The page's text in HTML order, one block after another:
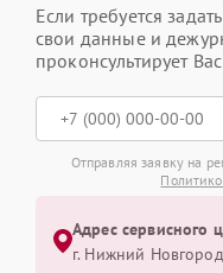
Если требуется
свои данные и
проконсультирует
Отправляя заявку на
Адрес сервисного
г. Нижний